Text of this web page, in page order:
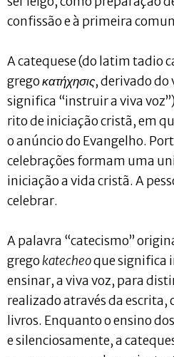
confissão e à primeira
A catequese (do latim tadio
gregoκατήχησις, derivado do
significa “instruir a viva
rito de iniciação cristã, em
o anúncio do Evangelho.
celebrações formam uma
iniciação a vida cristã. A
celebrar.
A palavra “catecismo”
gregokatecheoque significa
ensinar, a viva voz, para
realizado através da escrita,
livros. Enquanto o ensino
e silenciosamente, a